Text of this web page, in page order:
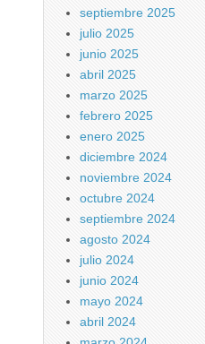
septiembre 2025
julio 2025
junio 2025
abril 2025
marzo 2025
febrero 2025
enero 2025
diciembre 2024
noviembre 2024
octubre 2024
septiembre 2024
agosto 2024
julio 2024
junio 2024
mayo 2024
abril 2024